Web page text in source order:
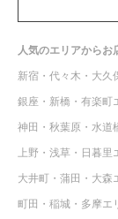
人気のエリアからお
新宿・代々木・大久
銀座・新橋・有楽町
神田・秋葉原・水道
上野・浅草・日暮里
大井町・蒲田・大森
町田・稲城・多摩エ